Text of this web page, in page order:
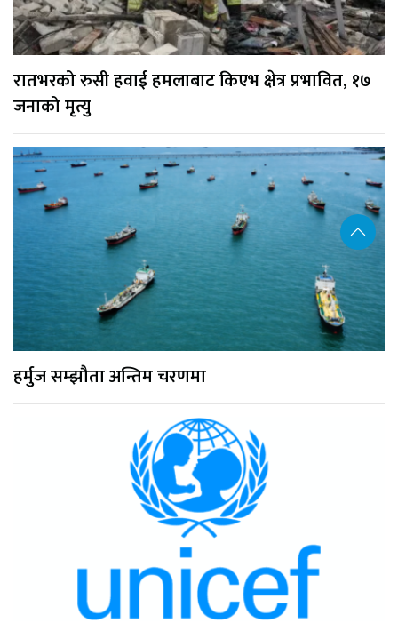
रातभरको रुसी हवाई हमलाबाट किएभ क्षेत्र प्रभावित, १७
जनाको मृत्यु
हर्मुज सम्झौता अन्तिम चरणमा